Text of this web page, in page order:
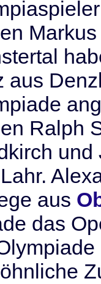
aus
Ralph
und
aus
das